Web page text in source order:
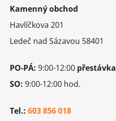
Kamenný obchod
Havlíčkova 201
Ledeč nad Sázavou 58401
PO-PÁ: 9:00-12:00 přestávka
SO: 9:00-12:00 hod.
Tel.: 603 856 018